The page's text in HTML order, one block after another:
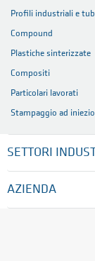
Profili industriali e
Compound
Plastiche sinterizzate
Compositi
Particolari lavorati
Stampaggio ad
SETTORI
AZIENDA